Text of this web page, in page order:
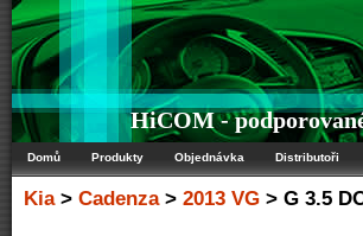
HiCOM -
Domů Produkty Objednávka Distributoři
Kia> Cadenza> 2013 VG > G 3.5